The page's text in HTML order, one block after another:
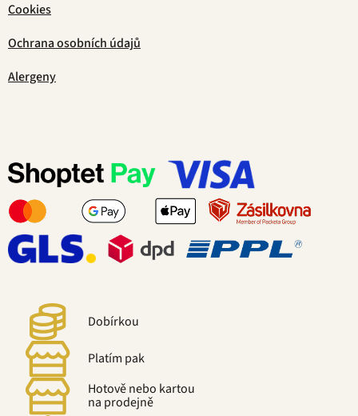
Cookies
Ochrana osobních údajů
Alergeny
Dobírkou
Platím pak
Hotově nebo kartou
na prodejně